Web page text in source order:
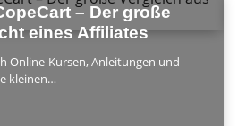
– Der große
eines Affiliates
Online-Kursen, Anleitungen und
kleinen…